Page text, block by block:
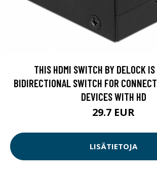
THIS HDMI SWITCH BY DELOCK
BIDIRECTIONAL SWITCH FOR
DEVICES WITH HD
29.7 EUR
LISÄTIETOJA